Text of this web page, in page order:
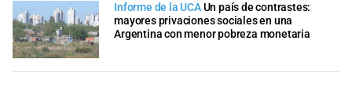
Informe de la UCAUn país de contrastes:
mayores privaciones sociales en una
Argentina con menor pobreza monetaria